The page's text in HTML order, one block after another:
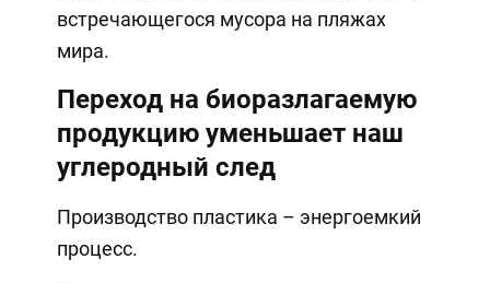
встречающегося мусора на пляжах
мира.
Переход на биоразлагаемую
продукцию уменьшает наш
углеродный след
Производство пластика – энергоемкий
процесс.